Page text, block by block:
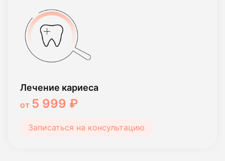
Лечение кариеса
от 5 999 ₽
Записаться на консультацию